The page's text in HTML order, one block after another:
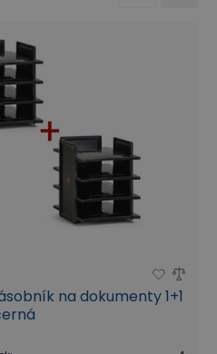
na dokumenty 1+1